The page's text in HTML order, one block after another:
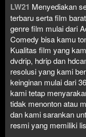
LW21 Menyediakan
terbaru serta film
genre film mulai dari
Comedy bisa kamu
Kualitas film yang
dvdrip, hdrip dan
resolusi yang kami
keinginan mulai dari
kami tetap
tidak menonton atau
dan kami sarankan
resmi yang memiliki